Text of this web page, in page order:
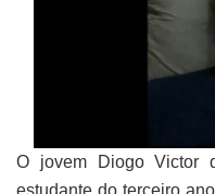
O jovem Diogo Victor